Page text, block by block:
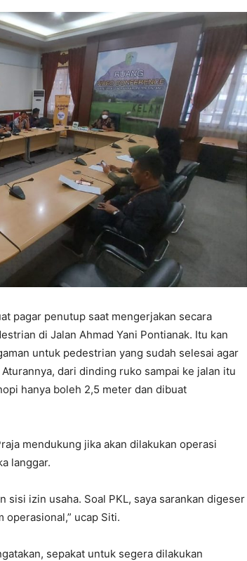
pagar penutup saat mengerjakan secara
di Jalan Ahmad Yani Pontianak. Itu kan
untuk pedestrian yang sudah selesai agar
dari dinding ruko sampai ke jalan itu
hanya boleh 2,5 meter dan dibuat
mendukung jika akan dilakukan operasi
langgar.
sisi izin usaha. Soal PKL, saya sarankan digeser
operasional,” ucap Siti.
sepakat untuk segera dilakukan